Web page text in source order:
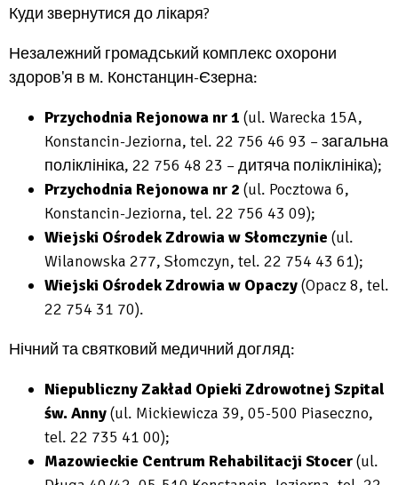
open
in
new
Куди звернутися до лікаря?
Незалежний громадський комплекс охорони
здоров'я в м. Констанцин-Єзерна:
Przychodnia Rejonowa nr 1 (ul. Warecka 15A,
Konstancin-Jeziorna, tel. 22 756 46 93 – загальна
поліклініка, 22 756 48 23 – дитяча поліклініка);
Przychodnia Rejonowa nr 2 (ul. Pocztowa 6,
Konstancin-Jeziorna, tel. 22 756 43 09);
Wiejski Ośrodek Zdrowia w Słomczynie (ul.
Wilanowska 277, Słomczyn, tel. 22 754 43 61);
Wiejski Ośrodek Zdrowia w Opaczy(Opacz 8, tel.
22 754 31 70).
Нічний та святковий медичний догляд:
Niepubliczny Zakład Opieki Zdrowotnej Szpital
św. Anny(ul. Mickiewicza 39, 05-500 Piaseczno,
tel. 22 735 41 00);
Mazowieckie Centrum Rehabilitacji Stocer(ul.